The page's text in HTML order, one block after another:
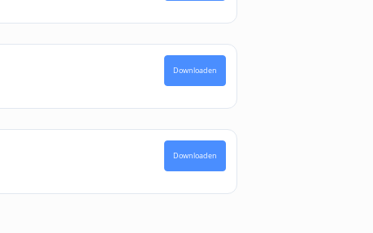
Downloaden
Downloaden